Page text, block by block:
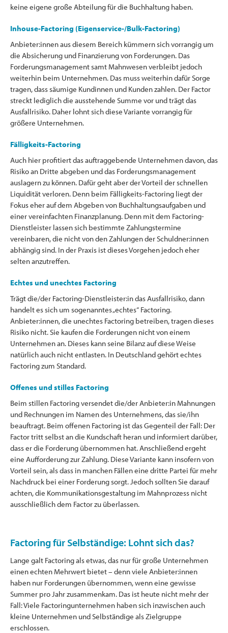
keine eigene große Abteilung für die Buchhaltung haben.
Inhouse-Factoring (Eigenservice-/Bulk-Factoring)
Anbieter:innen aus diesem Bereich kümmern sich vorrangig um
die Absicherung und Finanzierung von Forderungen. Das
Forderungsmanagement samt Mahnwesen verbleibt jedoch
weiterhin beim Unternehmen. Das muss weiterhin dafür Sorge
tragen, dass säumige Kundinnen und Kunden zahlen. Der Factor
streckt lediglich die ausstehende Summe vor und trägt das
Ausfallrisiko. Daher lohnt sich diese Variante vorrangig für
größere Unternehmen.
Fälligkeits-Factoring
Auch hier profitiert das auftraggebende Unternehmen davon, das
Risiko an Dritte abgeben und das Forderungsmanagement
auslagern zu können. Dafür geht aber der Vorteil der schnellen
Liquidität verloren. Denn beim Fälligkeits-Factoring liegt der
Fokus eher auf dem Abgeben von Buchhaltungsaufgaben und
einer vereinfachten Finanzplanung. Denn mit dem Factoring-
Dienstleister lassen sich bestimmte Zahlungstermine
vereinbaren, die nicht von den Zahlungen der Schuldner:innen
abhängig sind. In der Praxis ist dieses Vorgehen jedoch eher
selten anzutreffen.
Echtes und unechtes Factoring
Trägt die/der Factoring-Dienstleister:in das Ausfallrisiko, dann
handelt es sich um sogenanntes „echtes“ Factoring.
Anbieter:innen, die unechtes Factoring betreiben, tragen dieses
Risiko nicht. Sie kaufen die Forderungen nicht von einem
Unternehmen an. Dieses kann seine Bilanz auf diese Weise
natürlich auch nicht entlasten. In Deutschland gehört echtes
Factoring zum Standard.
Offenes und stilles Factoring
Beim stillen Factoring versendet die/der Anbieter:in Mahnungen
und Rechnungen im Namen des Unternehmens, das sie/ihn
beauftragt. Beim offenen Factoring ist das Gegenteil der Fall: Der
Factor tritt selbst an die Kundschaft heran und informiert darüber,
dass er die Forderung übernommen hat. Anschließend ergeht
eine Aufforderung zur Zahlung. Diese Variante kann insofern von
Vorteil sein, als dass in manchen Fällen eine dritte Partei für mehr
Nachdruck bei einer Forderung sorgt. Jedoch sollten Sie darauf
achten, die Kommunikationsgestaltung im Mahnprozess nicht
ausschließlich dem Factor zu überlassen.
Factoring für Selbständige: Lohnt sich das?
Lange galt Factoring als etwas, das nur für große Unternehmen
einen echten Mehrwert bietet – denn viele Anbieter:innen
haben nur Forderungen übernommen, wenn eine gewisse
Summer pro Jahr zusammenkam. Das ist heute nicht mehr der
Fall: Viele Factoringunternehmen haben sich inzwischen auch
kleine Unternehmen und Selbständige als Zielgruppe
erschlossen.